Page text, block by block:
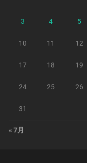
3 4 5
10 11 12
17 18 19
24 25 26
31
« 7月